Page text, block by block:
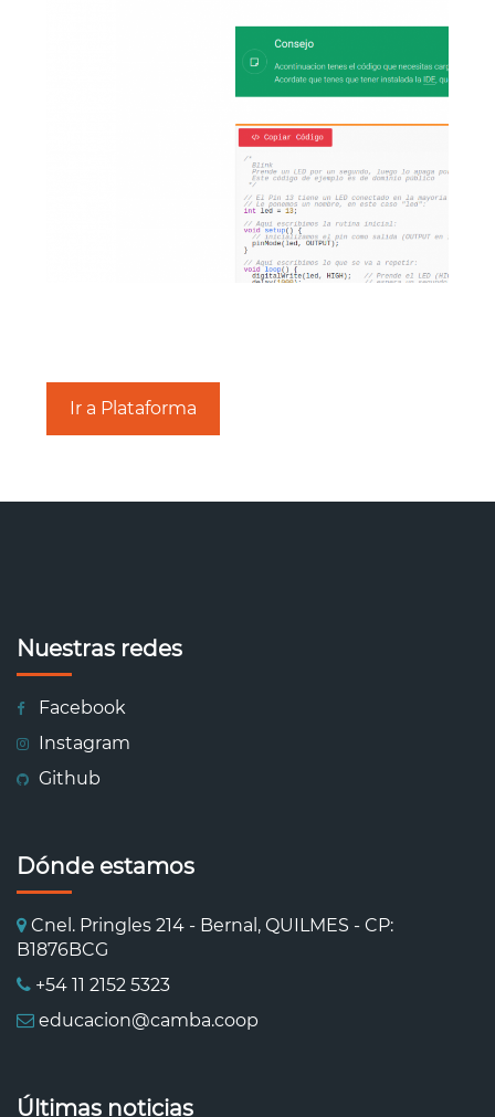
Ir a Plataforma
Nuestras redes
Facebook
Instagram
Github
Dónde estamos
Cnel. Pringles 214 - Bernal, QUILMES - CP:
B1876BCG
+54 11 2152 5323
educacion@camba.coop
Últimas noticias